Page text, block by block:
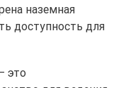
наземная
доступность для
это